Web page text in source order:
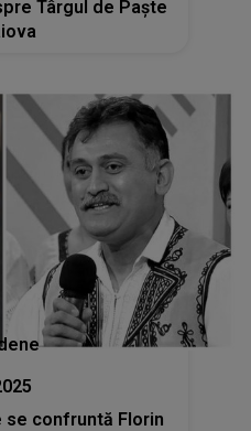
Târgul de Paște
se confruntă Florin